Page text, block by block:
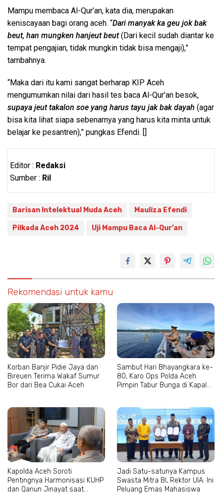
Mampu membaca Al-Qur’an, kata dia, merupakan
keniscayaan bagi orang aceh. “Dari manyak ka geu jok bak
beut, han mungken hanjeut beut(Dari kecil sudah diantar ke
tempat pengajian, tidak mungkin tidak bisa mengaji),”
tambahnya.
“Maka dari itu kami sangat berharap KIP Aceh
mengumumkan nilai dari hasil tes baca Al-Qur’an besok,
supaya jeut takalon soe yang harus tayu jak bak dayah (agar
bisa kita lihat siapa sebenarnya yang harus kita minta untuk
belajar ke pesantren),” pungkas Efendi. []
Editor : Redaksi
Sumber : Ril
Barisan Intelektual Muda Aceh Mauliza Efendi
Pilkada Aceh 2024 Uji Mampu Baca Al-Qur’an
Rekomendasi untuk kamu
Korban Banjir Pidie Jaya dan
Bireuen Terima Wakaf Sumur
Bor dari Bea Cukai Aceh
Sambut Hari Bhayangkara ke-
80, Karo Ops Polda Aceh
Pimpin Tabur Bunga di Kapal
Kapolda Aceh Soroti
Pentingnya Harmonisasi KUHP
dan Qanun Jinayat saat
Jadi Satu-satunya Kampus
Swasta Mitra BI, Rektor UIA: Ini
Peluang Emas Mahasiswa